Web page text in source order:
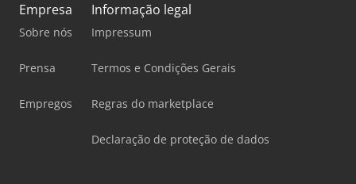
Empresa
Sobre nós
Prensa
Empregos
Informação legal
Impressum
Termos e Condições Gerais
Regras do marketplace
Declaração de proteção de dados